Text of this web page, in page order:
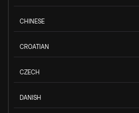
CHINESE
CROATIAN
CZECH
DANISH